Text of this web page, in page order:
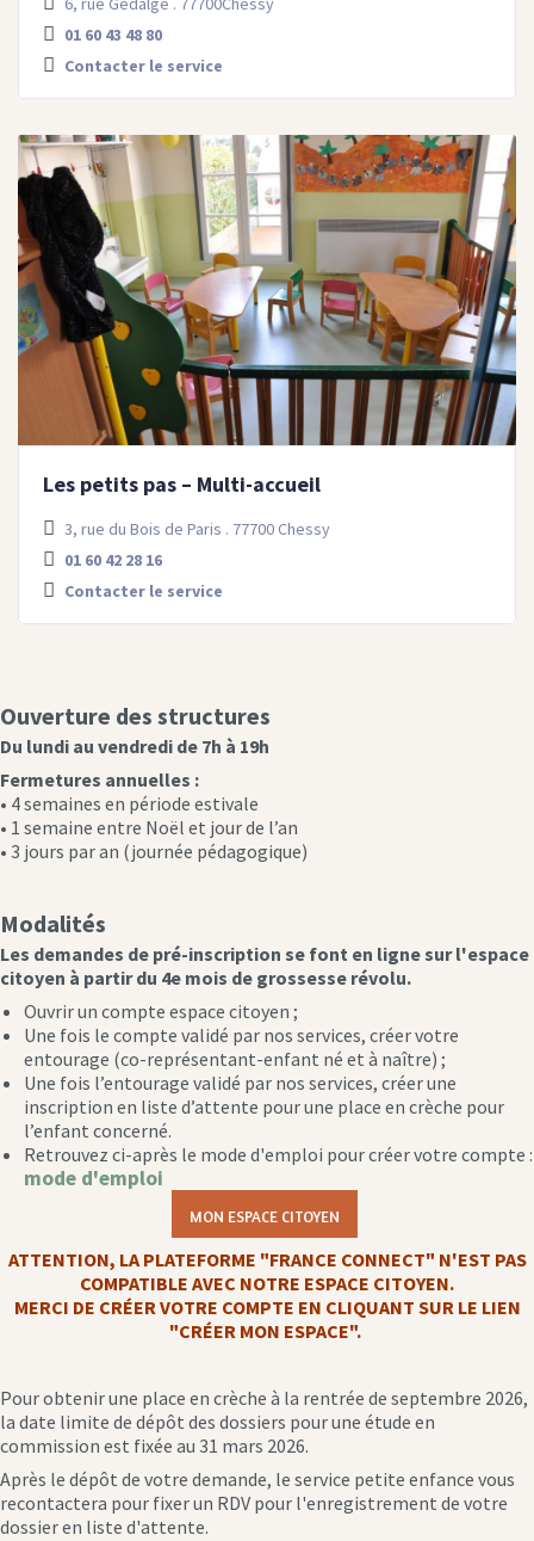
01 60 43 48 80
Contacter le service
Les petits pas – Multi-accueil
3, rue du Bois de Paris . 77700 Chessy
01 60 42 28 16
Contacter le service
Ouverture des structures
Du lundi au vendredi de 7h à 19h
Fermetures annuelles :
• 4 semaines en période estivale
• 1 semaine entre Noël et jour de l’an
• 3 jours par an (journée pédagogique)
Modalités
Les demandes de pré-inscription se font en ligne sur l'espace
citoyen à partir du 4e mois de grossesse révolu.
Ouvrir un compte espace citoyen ;
Une fois le compte validé par nos services, créer votre
entourage (co-représentant-enfant né et à naître) ;
Une fois l’entourage validé par nos services, créer une
inscription en liste d’attente pour une place en crèche pour
l’enfant concerné.
Retrouvez ci-après le mode d'emploi pour créer votre compte :
mode d'emploi
MON ESPACE CITOYEN
ATTENTION, LA PLATEFORME "FRANCE CONNECT" N'EST PAS
COMPATIBLE AVEC NOTRE ESPACE CITOYEN.
MERCI DE CRÉER VOTRE COMPTE EN CLIQUANT SUR LE LIEN
"CRÉER MON ESPACE".
Pour obtenir une place en crèche à la rentrée de septembre 2026,
la date limite de dépôt des dossiers pour une étude en
commission est fixée au 31 mars 2026.
Après le dépôt de votre demande, le service petite enfance vous
recontactera pour fixer un RDV pour l'enregistrement de votre
dossier en liste d'attente.